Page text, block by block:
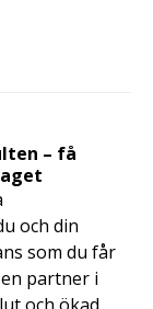
– få
och din
som du får
partner i
och ökad